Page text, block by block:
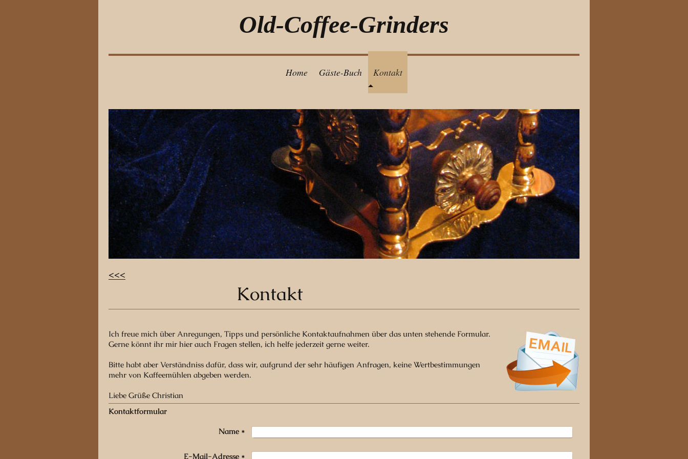
Old-Coffee-Grinders
Home Gäste-Buch Kontakt
<<<
Kontakt
Ich freue mich über Anregungen, Tipps und persönliche Kontaktaufnahmen über das unten stehende Formular.
Gerne könnt ihr mir hier auch Fragen stellen, ich helfe jederzeit gerne weiter.
Bitte habt aber Verständniss dafür, dass wir, aufgrund der sehr häufigen Anfragen, keine Wertbestimmungen
mehr von Kaffeemühlen abgeben werden.
Liebe Grüße Christian
Kontaktformular
Name*
E-Mail-Adresse*